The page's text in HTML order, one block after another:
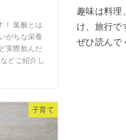
！ 葉酸とは
がちな栄養
実際飲んだ
どご紹介し
子育て
趣味は料理
け、旅行で
ぜひ読んで